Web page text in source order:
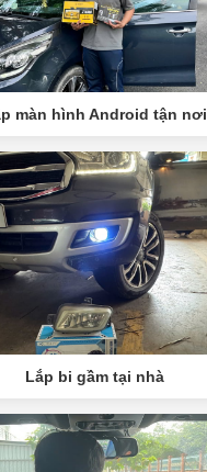
màn hình Android tận nơi
Lắp bi gầm tại nhà